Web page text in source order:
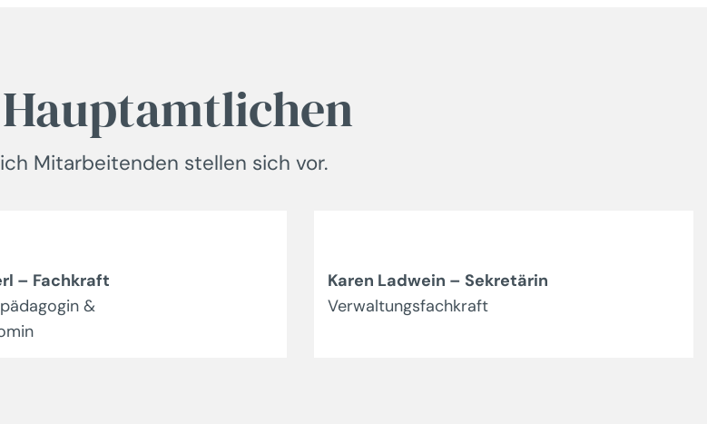
Mitarbeitenden stellen sich vor.
– Fachkraft
&
Karen Ladwein – Sekretärin
Verwaltungsfachkraft